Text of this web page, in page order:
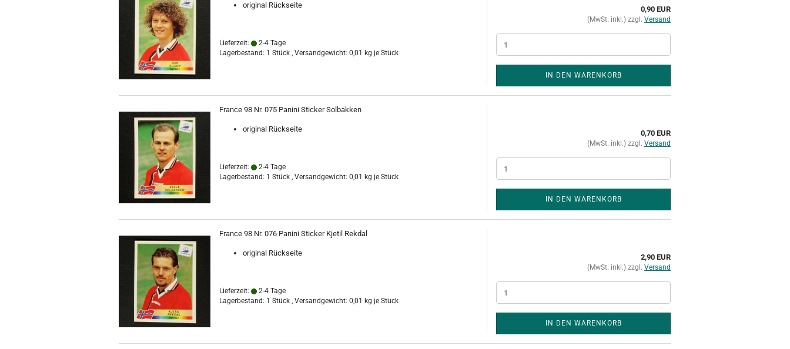
original Rückseite
Lieferzeit:
2-4 Tage
Lagerbestand: 1 Stück , Versandgewicht: 0,01 kg je Stück
0,90 EUR
(MwSt. inkl.) zzgl. Versand
IN DEN WARENKORB
France 98 Nr. 075 Panini Sticker Solbakken
original Rückseite
Lieferzeit:
2-4 Tage
Lagerbestand: 1 Stück , Versandgewicht: 0,01 kg je Stück
0,70 EUR
(MwSt. inkl.) zzgl. Versand
IN DEN WARENKORB
France 98 Nr. 076 Panini Sticker Kjetil Rekdal
original Rückseite
Lieferzeit:
2-4 Tage
Lagerbestand: 1 Stück , Versandgewicht: 0,01 kg je Stück
2,90 EUR
(MwSt. inkl.) zzgl. Versand
IN DEN WARENKORB